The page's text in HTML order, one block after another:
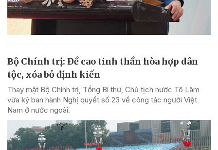
Bộ Chính trị: Đề cao tinh thần hòa hợp dân
tộc, xóa bỏ định kiến
Thay mặt Bộ Chính trị, Tổng Bí thư, Chủ tịch nước Tô Lâm
vừa ký ban hành Nghị quyết số 23 về công tác người Việt
Nam ở nước ngoài.